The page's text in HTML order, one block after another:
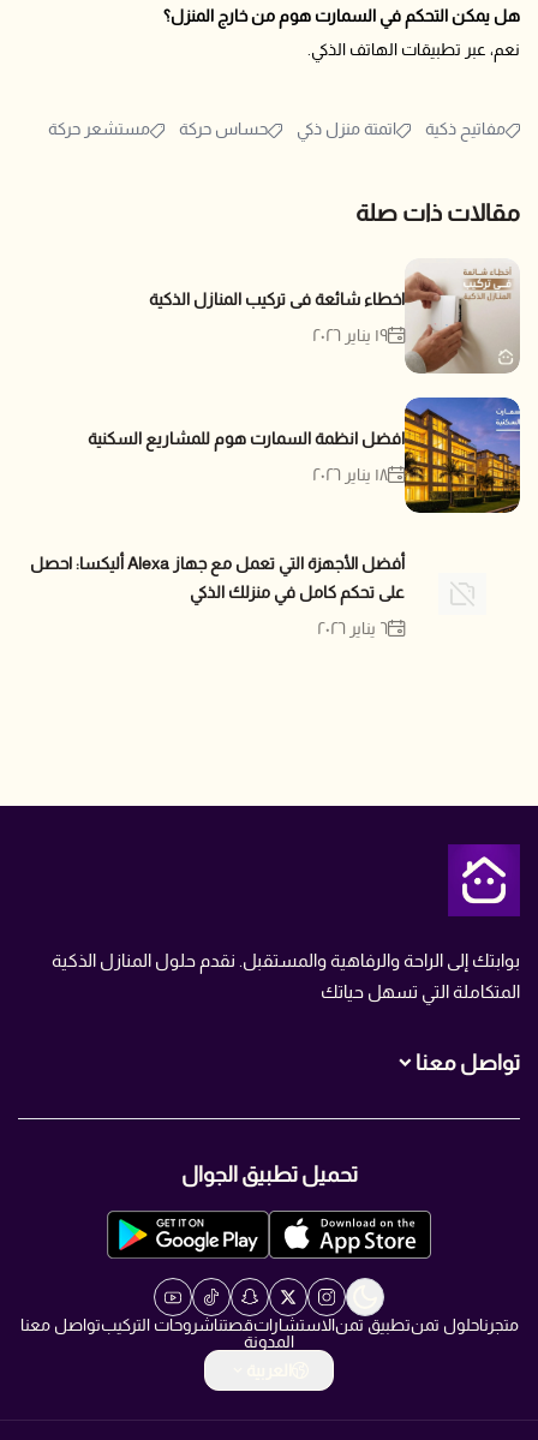
هل يمكن التحكم في السمارت هوم من خارج المنزل؟
نعم، عبر تطبيقات الهاتف الذكي.
مفاتيح ذكية اتمتة منزل ذكي حساس حركة مستشعر حركة
مقالات ذات صلة
اخطاء شائعة فى تركيب المنازل الذكية
١٩ يناير ٢٠٢٦
افضل انظمة السمارت هوم للمشاريع السكنية
١٨ يناير ٢٠٢٦
أفضل الأجهزة التي تعمل مع جهاز Alexa أليكسا: احصل
على تحكم كامل في منزلك الذكي
٦ يناير ٢٠٢٦
بوابتك إلى الراحة والرفاهية والمستقبل. نقدم حلول المنازل الذكية
المتكاملة التي تسهل حياتك
تواصل معنا
info@TMN.sa
https://t.me/TMN_smart
تحميل تطبيق الجوال
متجرناحلول تمنتطبيق تمنالاستشاراتقصتناشروحات التركيبتواصل معنا
المدونة